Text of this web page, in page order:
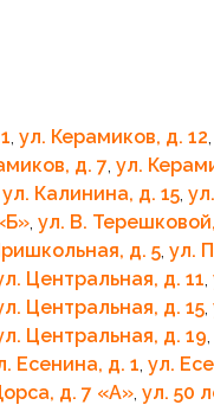
, ул. Керамиков, д. 12,
д. 7, ул.
ул. Калинина, д. 15,
, ул. В.
д. 5, ул.
Центральная, д. 11,
Центральная, д. 15,
Центральная, д. 19,
Есенина, д. 1, ул.
д. 7 «A», ул. 50